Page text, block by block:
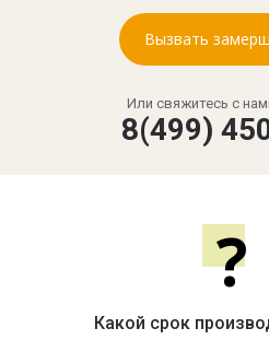
Вызвать
Или свяжитесь с
8(499)
?
Какой срок